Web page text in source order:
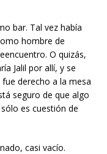
bar. Tal vez había
hombre de
O quizás,
Jalil por allí, y se
derecho a la mesa
seguro de que algo
es cuestión de
casi vacío.